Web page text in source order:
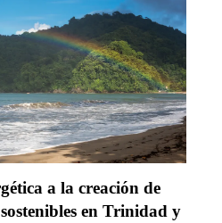
a la creación de
en Trinidad y